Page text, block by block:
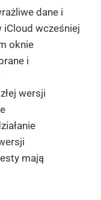
dane i
iCloud wcześniej
oknie
i
wersji
mają